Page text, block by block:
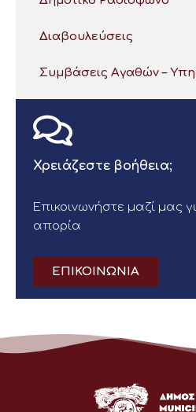
Διαβουλεύσεις
Συμβάσεις Αγαθών –
Χρειάζεστε βοήθεια;
Επικοινωνήστε μαζί μας
απορία
ΕΠΙΚΟΙΝΩΝΙΑ